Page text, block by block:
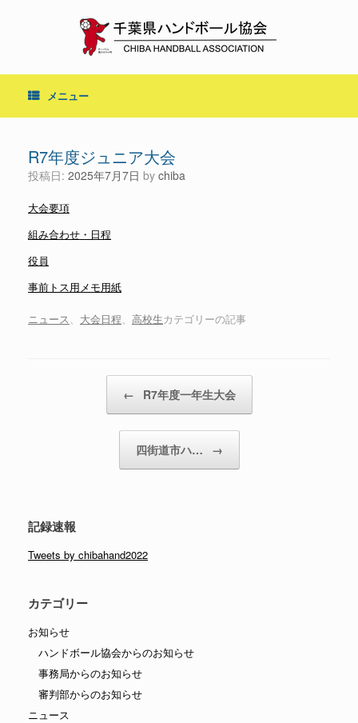
メニュー
R7年度ジュニア大会
投稿日: 2025年7月7日 by chiba
大会要項
組み合わせ・日程
役員
事前トス用メモ用紙
ニュース 大会日程 高校生カテゴリーの記事
← R7年度一年生大会
四街道市ハ… →
記録速報
Tweets by chibahand2022
カテゴリー
お知らせ
ハンドボール協会からのお知らせ
事務局からのお知らせ
審判部からのお知らせ
ニュース